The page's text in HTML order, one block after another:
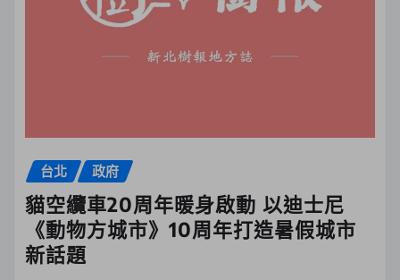
台北 政府
貓空纜車20周年暖身啟動 以迪士尼
《動物方城市》10周年打造暑假城市
新話題